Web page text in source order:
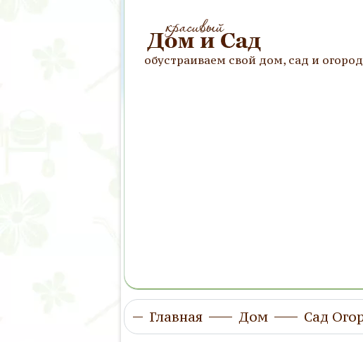
обустраиваем свой дом, сад и
Главная Дом Сад